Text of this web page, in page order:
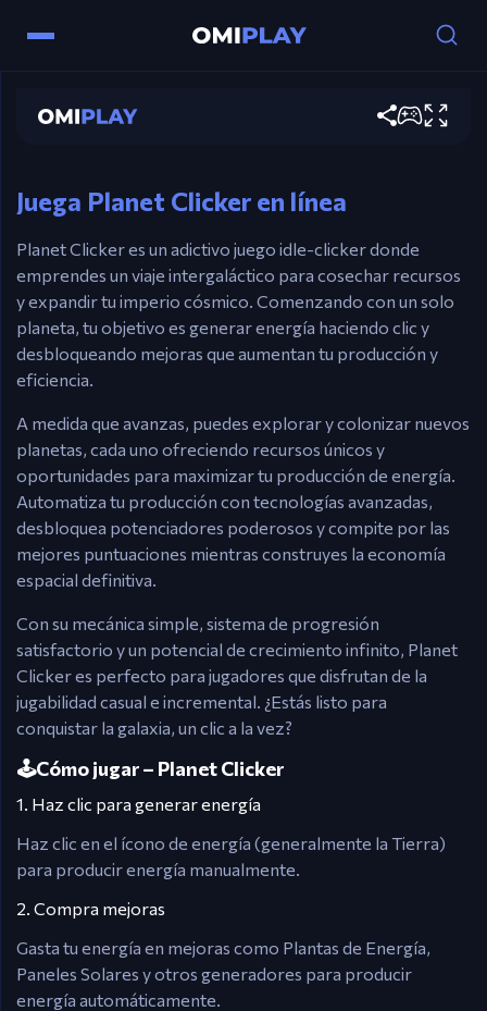
Planet Clicker
Clic Izquierdo – Toca el planeta para generar
energía.
izquierdo.
Juega Planet Clicker en línea
Planet Clicker es un adictivo juego idle-clicker donde
emprendes un viaje intergaláctico para cosechar recursos
y expandir tu imperio cósmico. Comenzando con un solo
planeta, tu objetivo es generar energía haciendo clic y
desbloqueando mejoras que aumentan tu producción y
eficiencia.
A medida que avanzas, puedes explorar y colonizar nuevos
planetas, cada uno ofreciendo recursos únicos y
oportunidades para maximizar tu producción de energía.
Automatiza tu producción con tecnologías avanzadas,
desbloquea potenciadores poderosos y compite por las
mejores puntuaciones mientras construyes la economía
espacial definitiva.
Con su mecánica simple, sistema de progresión
satisfactorio y un potencial de crecimiento infinito, Planet
Clicker es perfecto para jugadores que disfrutan de la
jugabilidad casual e incremental. ¿Estás listo para
conquistar la galaxia, un clic a la vez?
🕹️Cómo jugar – Planet Clicker
1. Haz clic para generar energía
Haz clic en el ícono de energía (generalmente la Tierra)
para producir energía manualmente.
2. Compra mejoras
Gasta tu energía en mejoras como Plantas de Energía,
Paneles Solares y otros generadores para producir
energía automáticamente.